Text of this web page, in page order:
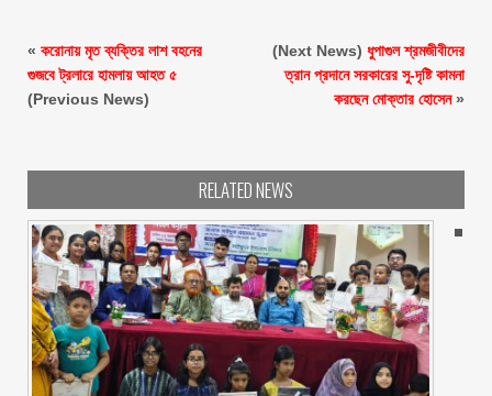
« করোনায় মৃত ব্যক্তির লাশ বহনের
গুজবে ট্রলারে হামলায় আহত ৫
(Previous News)
(Next News) ধুপাগুল শ্রমজীবীদের
ত্রান প্রদানে সরকারের সু-দৃষ্টি কামনা
করছেন মোক্তার হোসেন»
RELATED NEWS